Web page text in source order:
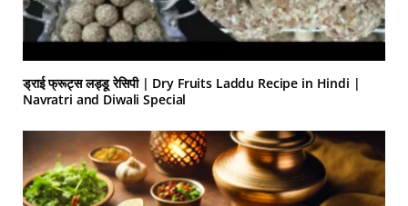
ड्राई फ्रूट्स लड्डू रेसिपी | Dry Fruits Laddu Recipe in Hindi |
Navratri and Diwali Special